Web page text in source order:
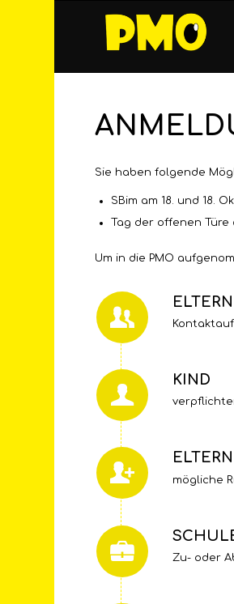
Sie haben folgende
SBim am 18. und 18.
Tag der offenen Türe
Um in die PMO
ELTERN
KIND
ELTERN
mögliche
Zu- oder